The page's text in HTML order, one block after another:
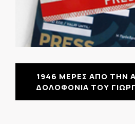
1946 ΜΕΡΕΣ ΑΠΟ ΤΗΝ
ΔΟΛΟΦΟΝΙΑ ΤΟΥ